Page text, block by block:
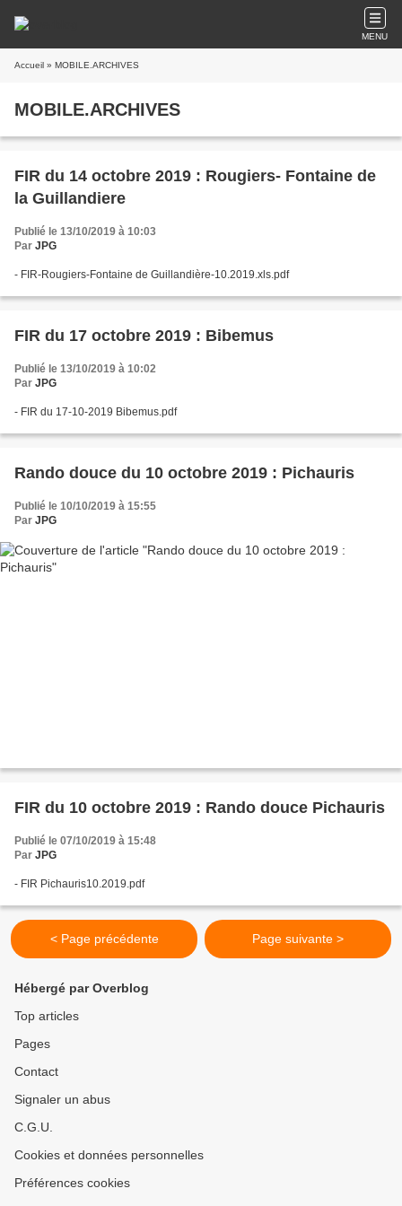
MENU
Accueil » MOBILE.ARCHIVES
MOBILE.ARCHIVES
FIR du 14 octobre 2019 : Rougiers- Fontaine de
la Guillandiere
Publié le 13/10/2019 à 10:03
Par JPG
- FIR-Rougiers-Fontaine de Guillandière-10.2019.xls.pdf
FIR du 17 octobre 2019 : Bibemus
Publié le 13/10/2019 à 10:02
Par JPG
- FIR du 17-10-2019 Bibemus.pdf
Rando douce du 10 octobre 2019 : Pichauris
Publié le 10/10/2019 à 15:55
Par JPG
FIR du 10 octobre 2019 : Rando douce Pichauris
Publié le 07/10/2019 à 15:48
Par JPG
- FIR Pichauris10.2019.pdf
< Page précédente Page suivante >
Hébergé par Overblog
Top articles
Pages
Contact
Signaler un abus
C.G.U.
Cookies et données personnelles
Préférences cookies